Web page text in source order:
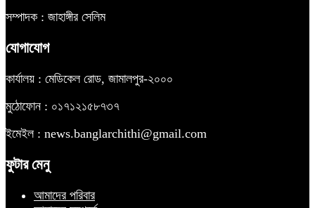
সম্পাদক : জাহাঙ্গীর সেলিম
যোগাযোগ
কার্যালয় : মেডিকেল রোড, জামালপুর-২০০০
মুঠোফোন : ০১৭১২১৫৮৭৩৭
ইমেইল : news.banglarchithi@gmail.com
ফুটার মেনু
আমাদের পরিবার